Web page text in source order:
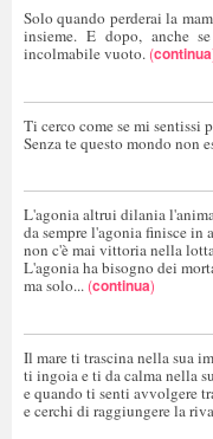
Solo quando perderai la
insieme. E dopo, anche
incolmabile vuoto. (continua
Ti cerco come se mi sentissi
Senza te questo mondo non
L'agonia altrui dilania
da sempre l'agonia finisce in
non c'è mai vittoria nella
L'agonia ha bisogno dei
ma solo... (continua)
Il mare ti trascina nella sua
ti ingoia e ti da calma nella
e quando ti senti avvolgere
e cerchi di raggiungere la